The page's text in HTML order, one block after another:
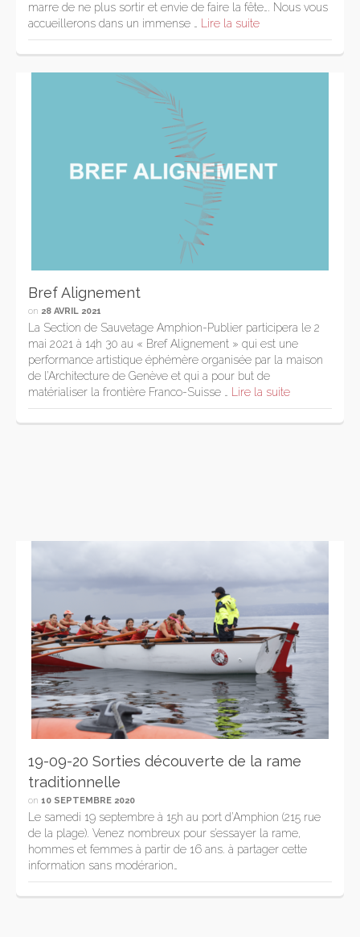
marre de ne plus sortir et envie de faire la fête…. Nous vous
accueillerons dans un immense …
Lire la suite
Bref Alignement
on 28 AVRIL 2021
La Section de Sauvetage Amphion-Publier participera le 2
mai 2021 à 14h 30 au « Bref Alignement » qui est une
performance artistique éphémère organisée par la maison
de l’Architecture de Genève et qui a pour but de
matérialiser la frontière Franco-Suisse …
Lire la suite
19-09-20 Sorties découverte de la rame
traditionnelle
on 10 SEPTEMBRE 2020
Le samedi 19 septembre à 15h au port d’Amphion (215 rue
de la plage). Venez nombreux pour s’essayer la rame,
hommes et femmes à partir de 16 ans. à partager cette
information sans modérarion…